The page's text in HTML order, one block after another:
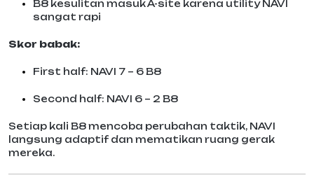
B8 kesulitan masuk A-site karena utility NAVI
sangat rapi
Skor babak:
First half: NAVI 7 – 6 B8
Second half: NAVI 6 – 2 B8
Setiap kali B8 mencoba perubahan taktik, NAVI
langsung adaptif dan mematikan ruang gerak
mereka.